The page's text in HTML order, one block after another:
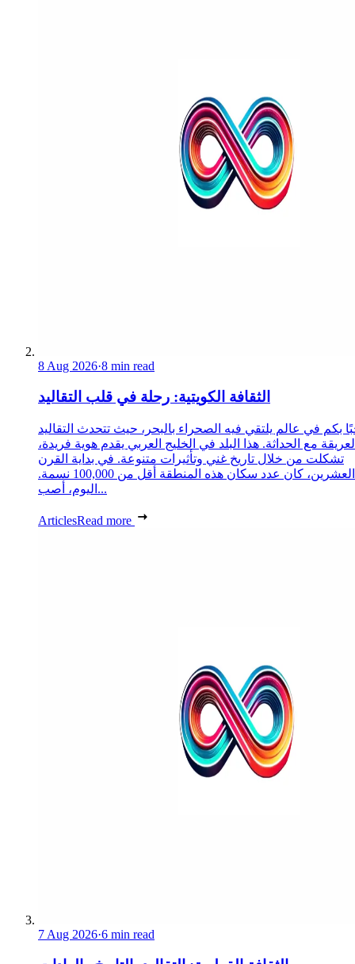
8 Aug 2026·8 min read
الثقافة الكويتية: رحلة في قلب التقاليد
بكم في عالم يلتقي فيه الصحراء بالبحر، حيث تتحدث التقاليد
مع الحداثة. هذا البلد في الخليج العربي يقدم هوية فريدة،
تشكلت من خلال تاريخ غني وتأثيرات متنوعة. في بداية القرن
العشرين، كان عدد سكان هذه المنطقة أقل من 100,000 نسمة.
اليوم، أصب...
ArticlesRead more
7 Aug 2026·6 min read